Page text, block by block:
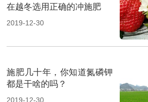
在越冬选用正确的冲施肥
2019-12-30
施肥几十年，你知道氮磷钾
都是干啥的吗？
2019-12-30